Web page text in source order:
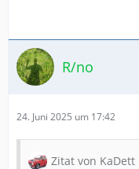
R/no
24. Juni 2025 um 17:42
Zitat von KaDett